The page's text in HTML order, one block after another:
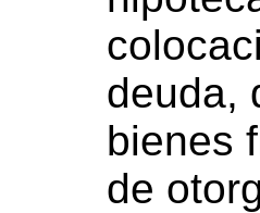
deuda,
bienes
de